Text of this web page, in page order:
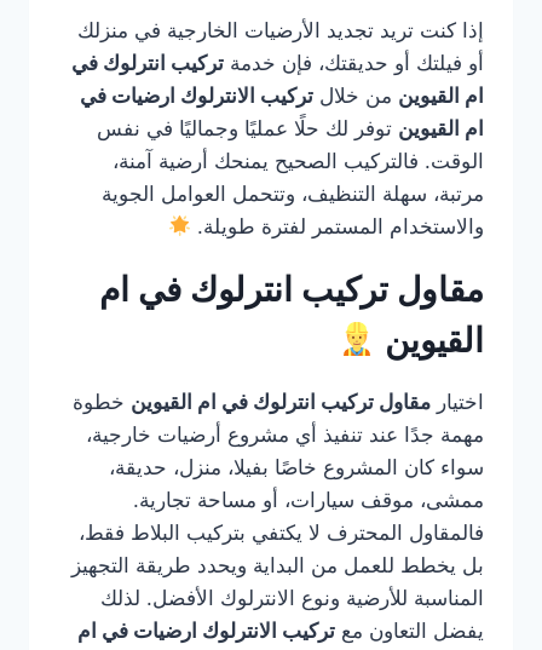
إذا كنت تريد تجديد الأرضيات الخارجية في منزلك
أو فيلتك أو حديقتك، فإن خدمة تركيب انترلوك في
ام القيوين من خلال تركيب الانترلوك ارضيات في
ام القيوين توفر لك حلًا عمليًا وجماليًا في نفس
الوقت. فالتركيب الصحيح يمنحك أرضية آمنة،
مرتبة، سهلة التنظيف، وتتحمل العوامل الجوية
والاستخدام المستمر لفترة طويلة.
مقاول تركيب انترلوك في ام
القيوين
اختيار مقاول تركيب انترلوك في ام القيوين خطوة
مهمة جدًا عند تنفيذ أي مشروع أرضيات خارجية،
سواء كان المشروع خاصًا بفيلا، منزل، حديقة،
ممشى، موقف سيارات، أو مساحة تجارية.
فالمقاول المحترف لا يكتفي بتركيب البلاط فقط،
بل يخطط للعمل من البداية ويحدد طريقة التجهيز
المناسبة للأرضية ونوع الانترلوك الأفضل. لذلك
يفضل التعاون مع تركيب الانترلوك ارضيات في ام